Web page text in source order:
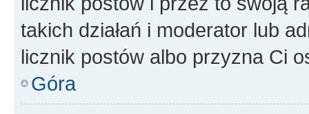
takich działań i moderator lub
licznik postów albo przyzna Ci
Góra